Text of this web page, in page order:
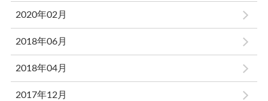
2020年02月
2018年06月
2018年04月
2017年12月